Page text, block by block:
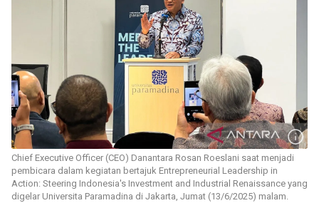
Chief Executive Officer (CEO) Danantara Rosan Roeslani saat menjadi
pembicara dalam kegiatan bertajuk Entrepreneurial Leadership in
Action: Steering Indonesia's Investment and Industrial Renaissance yang
digelar Universita Paramadina di Jakarta, Jumat (13/6/2025) malam.